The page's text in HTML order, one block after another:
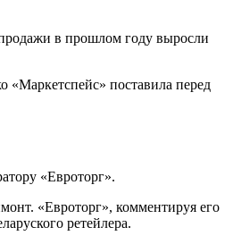
в прошлом году выросли
«Маркетспейс» поставила перед
«Евроторг».
«Евроторг», комментируя его
ретейлера.